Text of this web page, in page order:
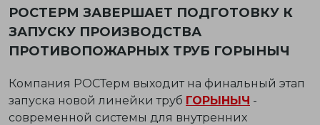
РОСТЕРМ ЗАВЕРШАЕТ ПОДГОТОВКУ К
ЗАПУСКУ ПРОИЗВОДСТВА
ПРОТИВОПОЖАРНЫХ ТРУБ ГОРЫНЫЧ
Компания РОСТерм выходит на финальный этап
запуска новой линейки труб ГОРЫНЫЧ -
современной системы для внутренних